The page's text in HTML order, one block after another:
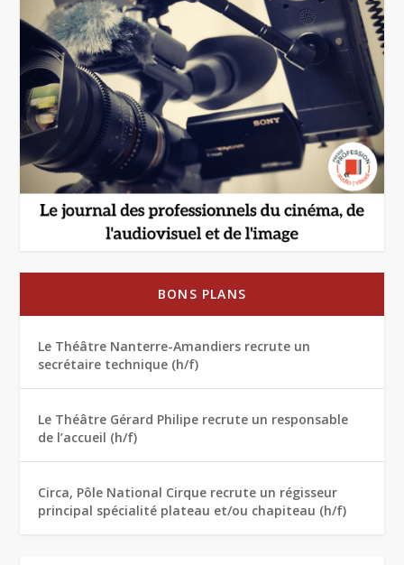
BONS PLANS
Le Théâtre Nanterre-Amandiers recrute un
secrétaire technique (h/f)
Le Théâtre Gérard Philipe recrute un responsable
de l’accueil (h/f)
Circa, Pôle National Cirque recrute un régisseur
principal spécialité plateau et/ou chapiteau (h/f)